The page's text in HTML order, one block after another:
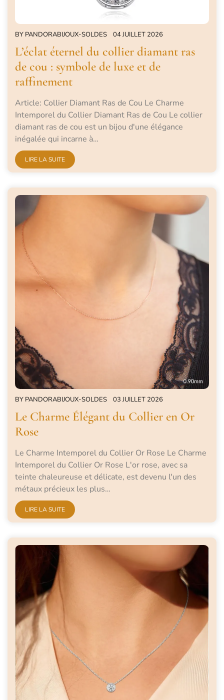
BY PANDORABIJOUX-SOLDES 04 JUILLET 2026
L’éclat éternel du collier diamant ras
de cou : symbole de luxe et de
raffinement
Article: Collier Diamant Ras de Cou Le Charme
Intemporel du Collier Diamant Ras de Cou Le collier
diamant ras de cou est un bijou d'une élégance
inégalée qui incarne à…
LIRE LA SUITE
BY PANDORABIJOUX-SOLDES 03 JUILLET 2026
Le Charme Élégant du Collier en Or
Rose
Le Charme Intemporel du Collier Or Rose Le Charme
Intemporel du Collier Or Rose L'or rose, avec sa
teinte chaleureuse et délicate, est devenu l'un des
métaux précieux les plus…
LIRE LA SUITE